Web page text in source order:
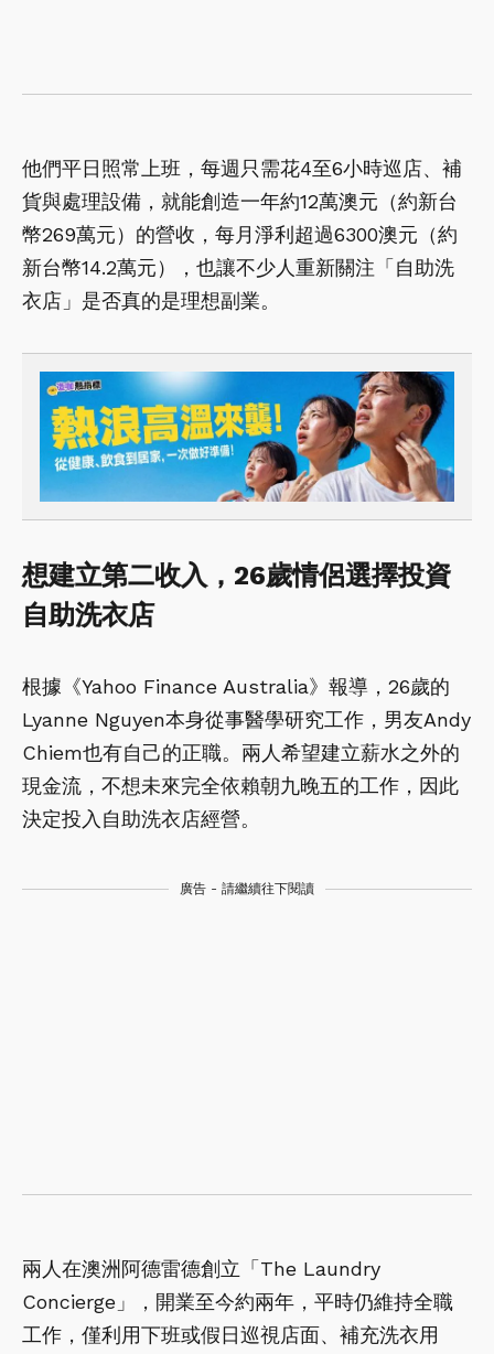
他們平日照常上班，每週只需花4至6小時巡店、補
貨與處理設備，就能創造一年約12萬澳元（約新台
幣269萬元）的營收，每月淨利超過6300澳元（約
新台幣14.2萬元），也讓不少人重新關注「自助洗
衣店」是否真的是理想副業。
想建立第二收入，26歲情侶選擇投資
自助洗衣店
根據《Yahoo Finance Australia》報導，26歲的
Lyanne Nguyen本身從事醫學研究工作，男友Andy
Chiem也有自己的正職。兩人希望建立薪水之外的
現金流，不想未來完全依賴朝九晚五的工作，因此
決定投入自助洗衣店經營。
廣告 - 請繼續往下閱讀
兩人在澳洲阿德雷德創立「The Laundry
Concierge」，開業至今約兩年，平時仍維持全職
工作，僅利用下班或假日巡視店面、補充洗衣用